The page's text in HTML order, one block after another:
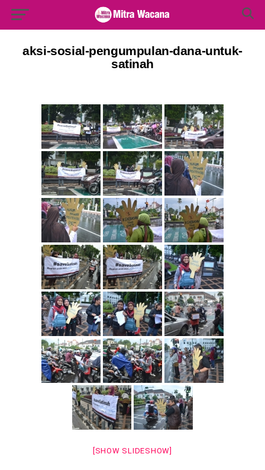
for:
aksi-sosial-pengumpulan-dana-untuk-
satinah
[SHOW SLIDESHOW]